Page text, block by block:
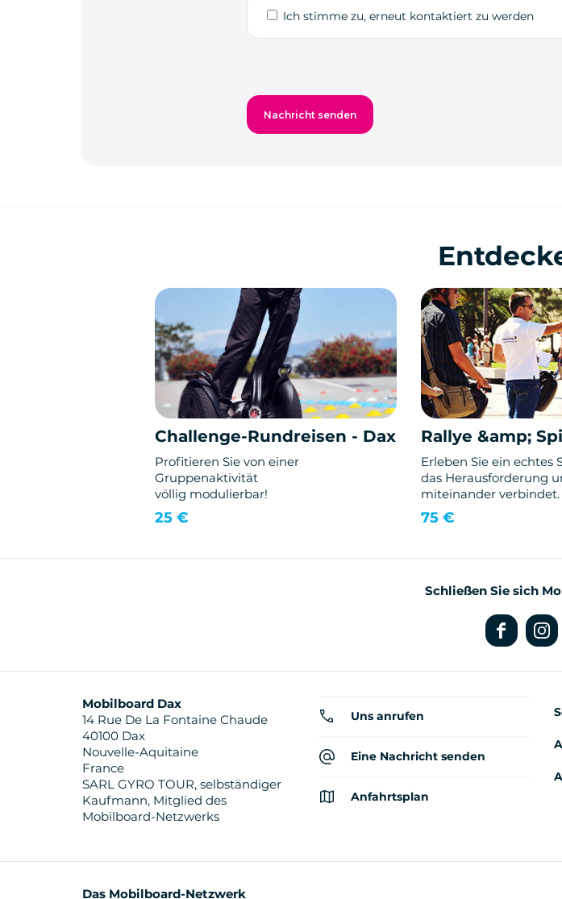
Ich stimme zu, erneut kontaktiert zu werden
Challenge-Rundreisen - Dax
Profitieren Sie von einer
Gruppenaktivität
völlig modulierbar!
25 €
Rallye &amp;
Erleben Sie ein echtes
das Herausforderung
miteinander verbindet.
75 €
Schließen Sie sich
Mobilboard Dax
14 Rue De La Fontaine Chaude
40100 Dax
Nouvelle-Aquitaine
France
SARL GYRO TOUR, selbständiger
Kaufmann, Mitglied des
Mobilboard-Netzwerks
Uns anrufen
Eine Nachricht senden
Anfahrtsplan
Das Mobilboard-Netzwerk